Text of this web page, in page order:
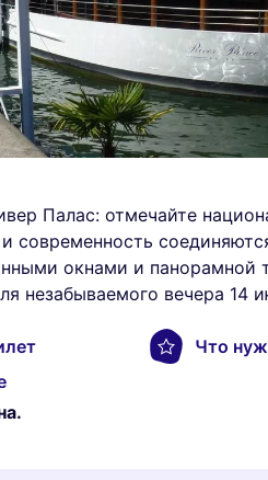
Палас: отмечайте
современность
окнами и панорамной
незабываемого вечера 14
Что